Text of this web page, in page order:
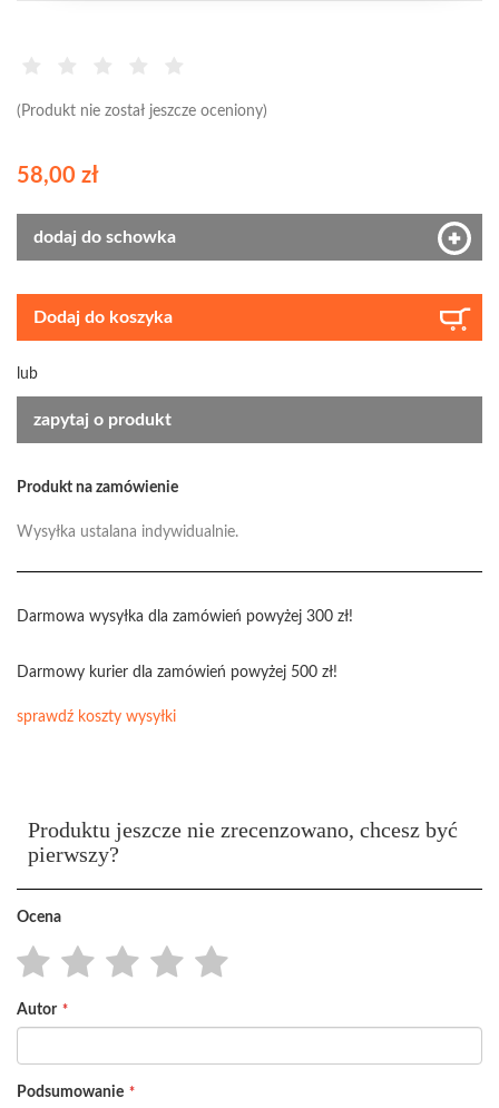
(Produkt nie został jeszcze oceniony)
58,00 zł
dodaj do schowka
Dodaj do koszyka
lub
zapytaj o produkt
Produkt na zamówienie
Wysyłka ustalana indywidualnie.
Darmowa wysyłka dla zamówień powyżej 300 zł!
Darmowy kurier dla zamówień powyżej 500 zł!
sprawdź koszty wysyłki
Produktu jeszcze nie zrecenzowano, chcesz być
pierwszy?
Ocena
star
stars
stars
stars
stars
Autor
Podsumowanie